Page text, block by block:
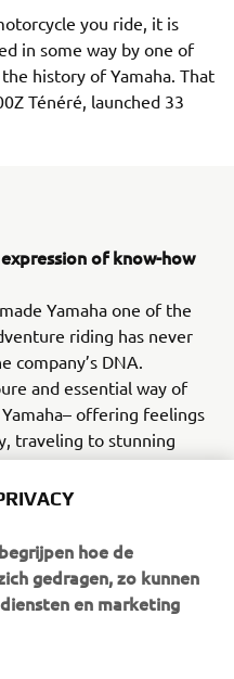
you ride, it is
in some way by one of
history of Yamaha. That
Ténéré, launched 33
of know-how
Yamaha one of the
riding has never
company’s DNA.
and essential way of
offering feelings
traveling to stunning
roads to get there. Now
a glimpse of the
of know-how
hoe de
gedragen, zo kunnen
en marketing